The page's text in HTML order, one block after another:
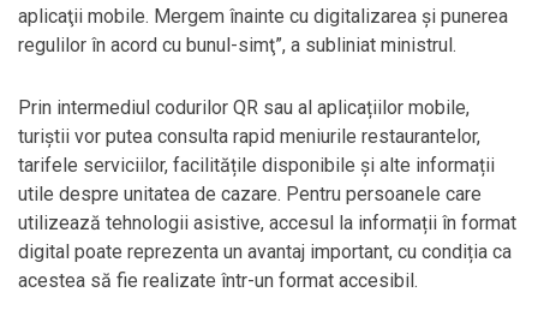
aplicaţii mobile. Mergem înainte cu digitalizarea şi punerea
regulilor în acord cu bunul-simţ”, a subliniat ministrul.
Prin intermediul codurilor QR sau al aplicațiilor mobile,
turiștii vor putea consulta rapid meniurile restaurantelor,
tarifele serviciilor, facilitățile disponibile și alte informații
utile despre unitatea de cazare. Pentru persoanele care
utilizează tehnologii asistive, accesul la informații în format
digital poate reprezenta un avantaj important, cu condiția ca
acestea să fie realizate într-un format accesibil.